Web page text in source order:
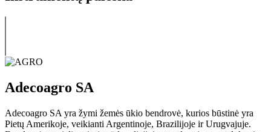
Adecoagro SA
Adecoagro SA yra žymi žemės ūkio bendrovė, kurios būstinė yra
Pietų Amerikoje, veikianti Argentinoje, Brazilijoje ir Urugvajuje.